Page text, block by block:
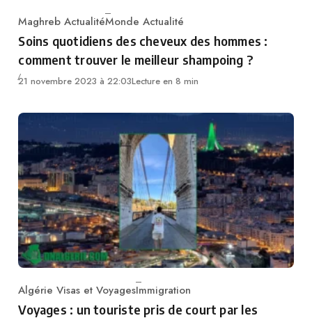
Category
Maghreb ActualitéMonde Actualité
Soins quotidiens des cheveux des hommes :
comment trouver le meilleur shampoing ?
21 novembre 2023 à 22:03Lecture en 8 min
Category
Algérie Visas et VoyagesImmigration
Voyages : un touriste pris de court par les